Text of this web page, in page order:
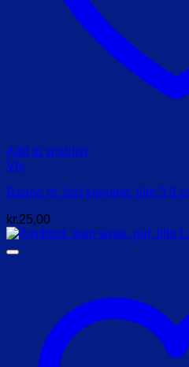
Add to wishlist
Vis
Badge m. fast klemme, lille 3,8
kr.25,00